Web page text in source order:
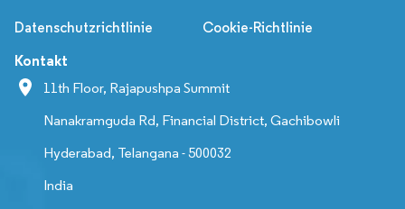
Datenschutzrichtlinie Cookie-Richtlinie
Kontakt
11th Floor, Rajapushpa Summit
Nanakramguda Rd, Financial District, Gachibowli
Hyderabad, Telangana - 500032
India